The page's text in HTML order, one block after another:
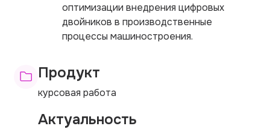
оптимизации внедрения цифровых
двойников в производственные
процессы машиностроения.
Продукт
курсовая работа
Актуальность